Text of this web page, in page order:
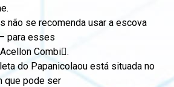
não se recomenda usar a escova
para esses
Combi.
do Papanicolaou está situada no
que pode ser